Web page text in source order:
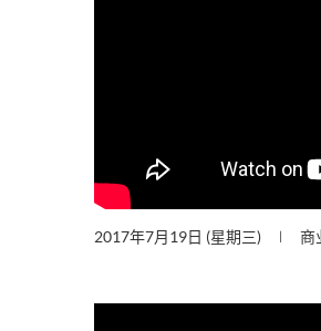
2017年7月19日 (星期三) 商